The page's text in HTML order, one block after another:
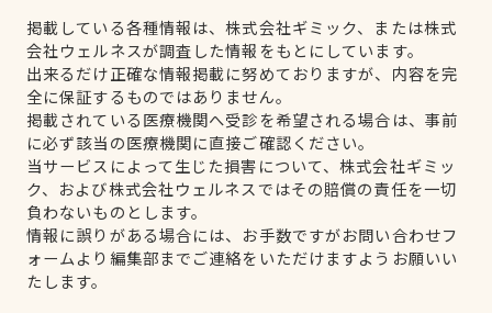
掲載している各種情報は、株式会社ギミック、または株式
会社ウェルネスが調査した情報をもとにしています。
出来るだけ正確な情報掲載に努めておりますが、内容を完
全に保証するものではありません。
掲載されている医療機関へ受診を希望される場合は、事前
に必ず該当の医療機関に直接ご確認ください。
当サービスによって生じた損害について、株式会社ギミッ
ク、および株式会社ウェルネスではその賠償の責任を一切
負わないものとします。
情報に誤りがある場合には、お手数ですがお問い合わせフ
ォームより編集部までご連絡をいただけますようお願いい
たします。